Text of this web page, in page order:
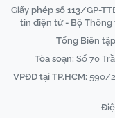
Giấy phép số 113/GP-
tin điện tử - Bộ
Tổng Biên
Tòa soạn: Số 70
VPĐD tại TP.HCM: 590/